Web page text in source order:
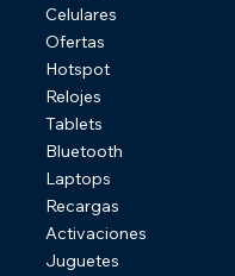
Celulares
Ofertas
Hotspot
Relojes
Tablets
Bluetooth
Laptops
Recargas
Activaciones
Juguetes